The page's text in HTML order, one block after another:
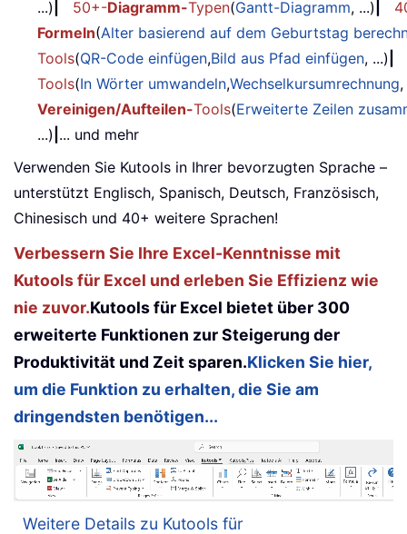
...)
50+-Diagramm-Typen(Gantt-Diagramm, ...)
Formeln(Alter basierend auf dem Geburtstag
Tools(QR-Code einfügen,Bild aus Pfad einfügen, ...)
Tools(In Wörter umwandeln,Wechselkursumrechnung
Vereinigen/Aufteilen-Tools(Erweiterte Zeilen
...) ... und mehr
Verwenden Sie Kutools in Ihrer bevorzugten Sprache –
unterstützt Englisch, Spanisch, Deutsch, Französisch,
Chinesisch und 40+ weitere Sprachen!
Verbessern Sie Ihre Excel-Kenntnisse mit
Kutools für Excel und erleben Sie Effizienz wie
nie zuvor.Kutools für Excel bietet über 300
erweiterte Funktionen zur Steigerung der
Produktivität und Zeit sparen.Klicken Sie hier,
um die Funktion zu erhalten, die Sie am
dringendsten benötigen...
Weitere Details zu Kutools für